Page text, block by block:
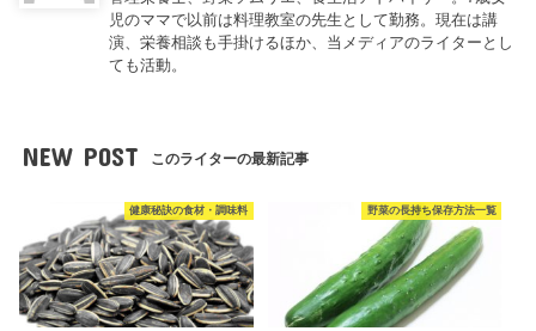
児のママで以前は料理教室の先生として勤務。現在は講
演、栄養相談も手掛けるほか、当メディアのライターとし
ても活動。
NEW POST このライターの最新記事
健康秘訣の食材・調味料 野菜の長持ち保存方法一覧